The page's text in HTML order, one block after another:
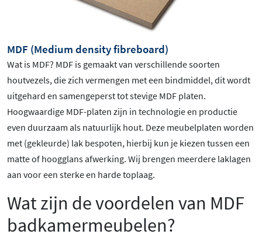
MDF (Medium density fibreboard)
Wat is MDF? MDF is gemaakt van verschillende soorten
houtvezels, die zich vermengen met een bindmiddel, dit wordt
uitgehard en samengeperst tot stevige MDF platen.
Hoogwaardige MDF-platen zijn in technologie en productie
even duurzaam als natuurlijk hout. Deze meubelplaten worden
met (gekleurde) lak bespoten, hierbij kun je kiezen tussen een
matte of hoogglans afwerking. Wij brengen meerdere laklagen
aan voor een sterke en harde toplaag.
Wat zijn de voordelen van MDF
badkamermeubelen?